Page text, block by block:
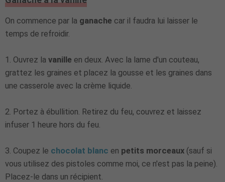
On commence par la ganache car il faudra lui laisser le
temps de refroidir.
1. Ouvrez la vanille en deux. Avec la lame d'un couteau,
grattez les graines et placez la gousse et les graines dans
une casserole avec la crème liquide.
2. Portez à ébullition. Retirez du feu, couvrez et laissez
infuser 1 heure hors du feu.
3. Coupez le chocolat blanc en petits morceaux (sauf si
vous utilisez des pistoles comme moi, ce n'est pas la peine).
Placez-le dans un récipient.